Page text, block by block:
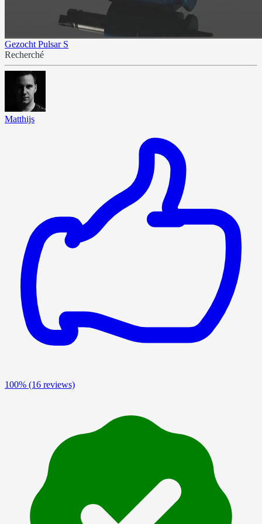
Gezocht Pulsar S
Recherché
Matthijs
100% (16 reviews)